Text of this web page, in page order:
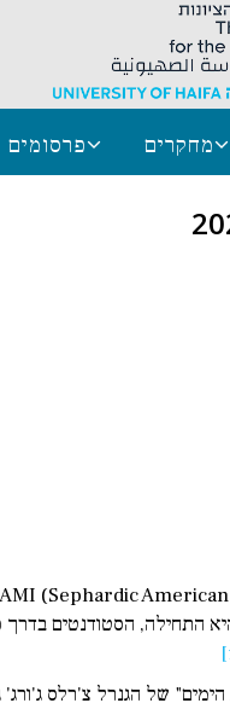
מחקרים פרסומים
התחילה, הסטודנטים
של הגנרל צ'רלס ג'ורג'